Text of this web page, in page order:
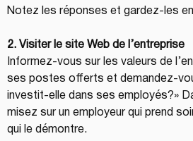
Notez les réponses et gardez-les
2. Visiter le site Web de l’entreprise
Informez-vous sur les valeurs de
ses postes offerts et demandez-
investit-elle dans ses employés?»
misez sur un employeur qui prend
qui le démontre.